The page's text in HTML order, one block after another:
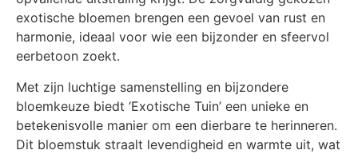
exotische bloemen brengen een gevoel van rust en
harmonie, ideaal voor wie een bijzonder en sfeervol
eerbetoon zoekt.
Met zijn luchtige samenstelling en bijzondere
bloemkeuze biedt ‘Exotische Tuin’ een unieke en
betekenisvolle manier om een dierbare te herinneren.
Dit bloemstuk straalt levendigheid en warmte uit, wat